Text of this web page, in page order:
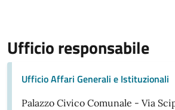
Ufficio responsabile
Ufficio Affari Generali e Istituzionali
Palazzo Civico Comunale - Via